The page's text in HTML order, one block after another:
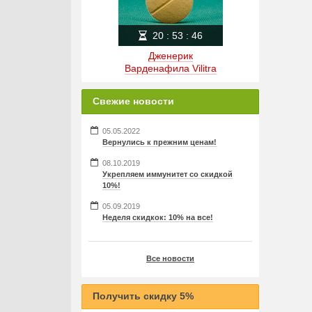
Дженерик
Варденафила Vilitra
20: 53 : 45
Свежие новости
05.05.2022
Вернулись к прежним ценам!
08.10.2019
Укрепляем иммунитет со скидкой
10%!
05.09.2019
Неделя скидкок: 10% на все!
Все новости
Получить скидку 5%